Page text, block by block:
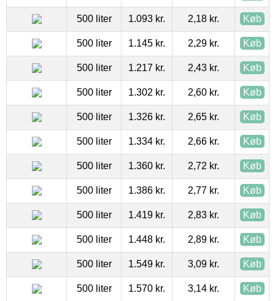
500 liter 1.093 kr. 2,18 kr. Køb
500 liter 1.145 kr. 2,29 kr. Køb
500 liter 1.217 kr. 2,43 kr. Køb
500 liter 1.302 kr. 2,60 kr. Køb
500 liter 1.326 kr. 2,65 kr. Køb
500 liter 1.334 kr. 2,66 kr. Køb
500 liter 1.360 kr. 2,72 kr. Køb
500 liter 1.386 kr. 2,77 kr. Køb
500 liter 1.419 kr. 2,83 kr. Køb
500 liter 1.448 kr. 2,89 kr. Køb
500 liter 1.549 kr. 3,09 kr. Køb
500 liter 1.570 kr. 3,14 kr. Køb